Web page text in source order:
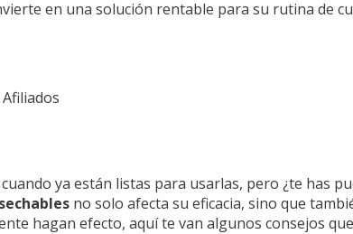
en una solución rentable para su rutina de
ya están listas para usarlas, pero ¿te has
no solo afecta su eficacia, sino que
hagan efecto, aquí te van algunos consejos